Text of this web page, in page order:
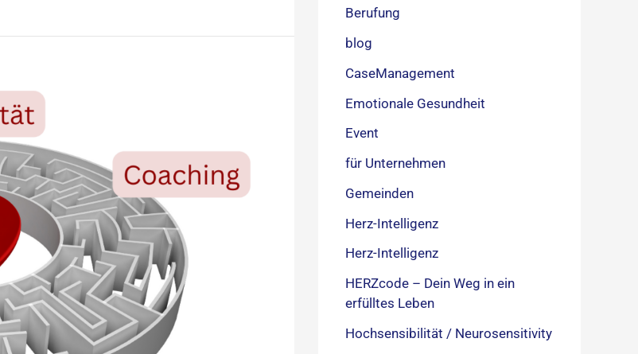
Berufung
blog
CaseManagement
Emotionale Gesundheit
Event
für Unternehmen
Gemeinden
Herz-Intelligenz
Herz-Intelligenz
HERZcode – Dein Weg in ein
erfülltes Leben
Hochsensibilität / Neurosensitivity